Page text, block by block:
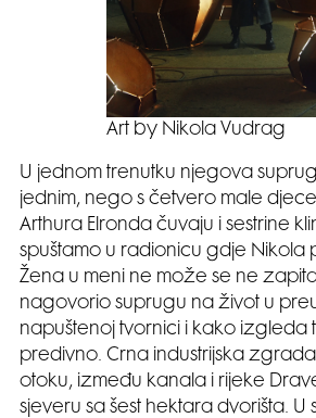
Art by Nikola Vudrag
U jednom trenutku njegova
jednim, nego s četvero male
Arthura Elronda čuvaju i sestrine
spuštamo u radionicu gdje Nikola
Žena u meni ne može se ne
nagovorio suprugu na život u
napuštenoj tvornici i kako izgleda
predivno. Crna industrijska
otoku, između kanala i rijeke
sjeveru sa šest hektara dvorišta. U